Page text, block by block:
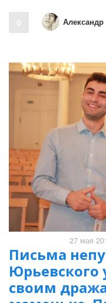
0 Александр
27 мая
Письма
Юрьевского
своим